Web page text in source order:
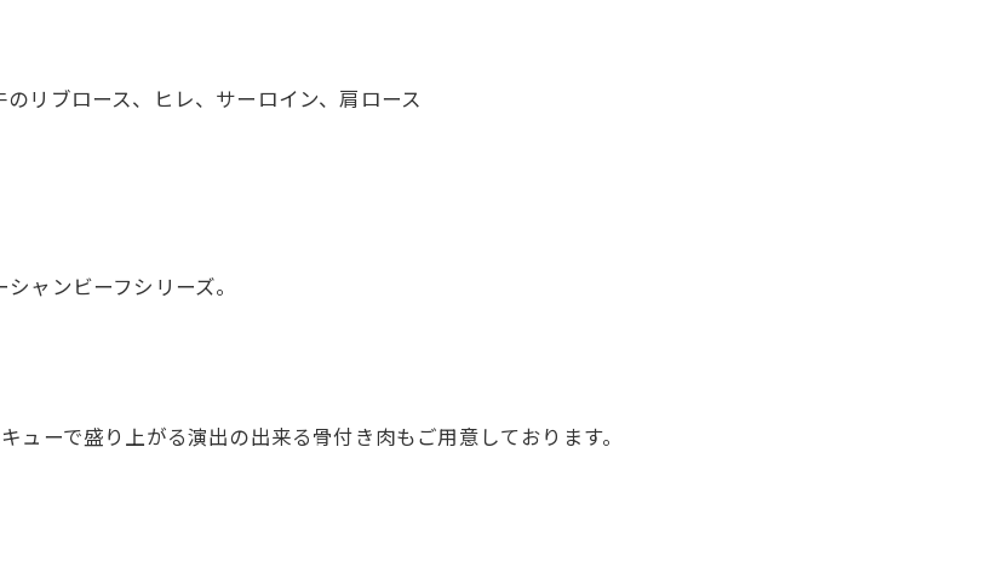
リブロース、ヒレ、サーロイン、肩ロース
ャンビーフシリーズ。
ーで盛り上がる演出の出来る骨付き肉もご用意しております。